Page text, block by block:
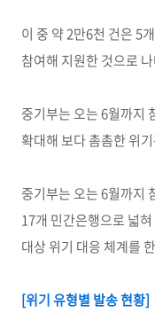
이 중 약 2만6천 건은 5
참여해 지원한 것으로
중기부는 오는 6월까지
확대해 보다 촘촘한 위
중기부는 오는 6월까지
17개 민간은행으로 넓
대상 위기 대응 체계를
[위기 유형별 발송 현황]